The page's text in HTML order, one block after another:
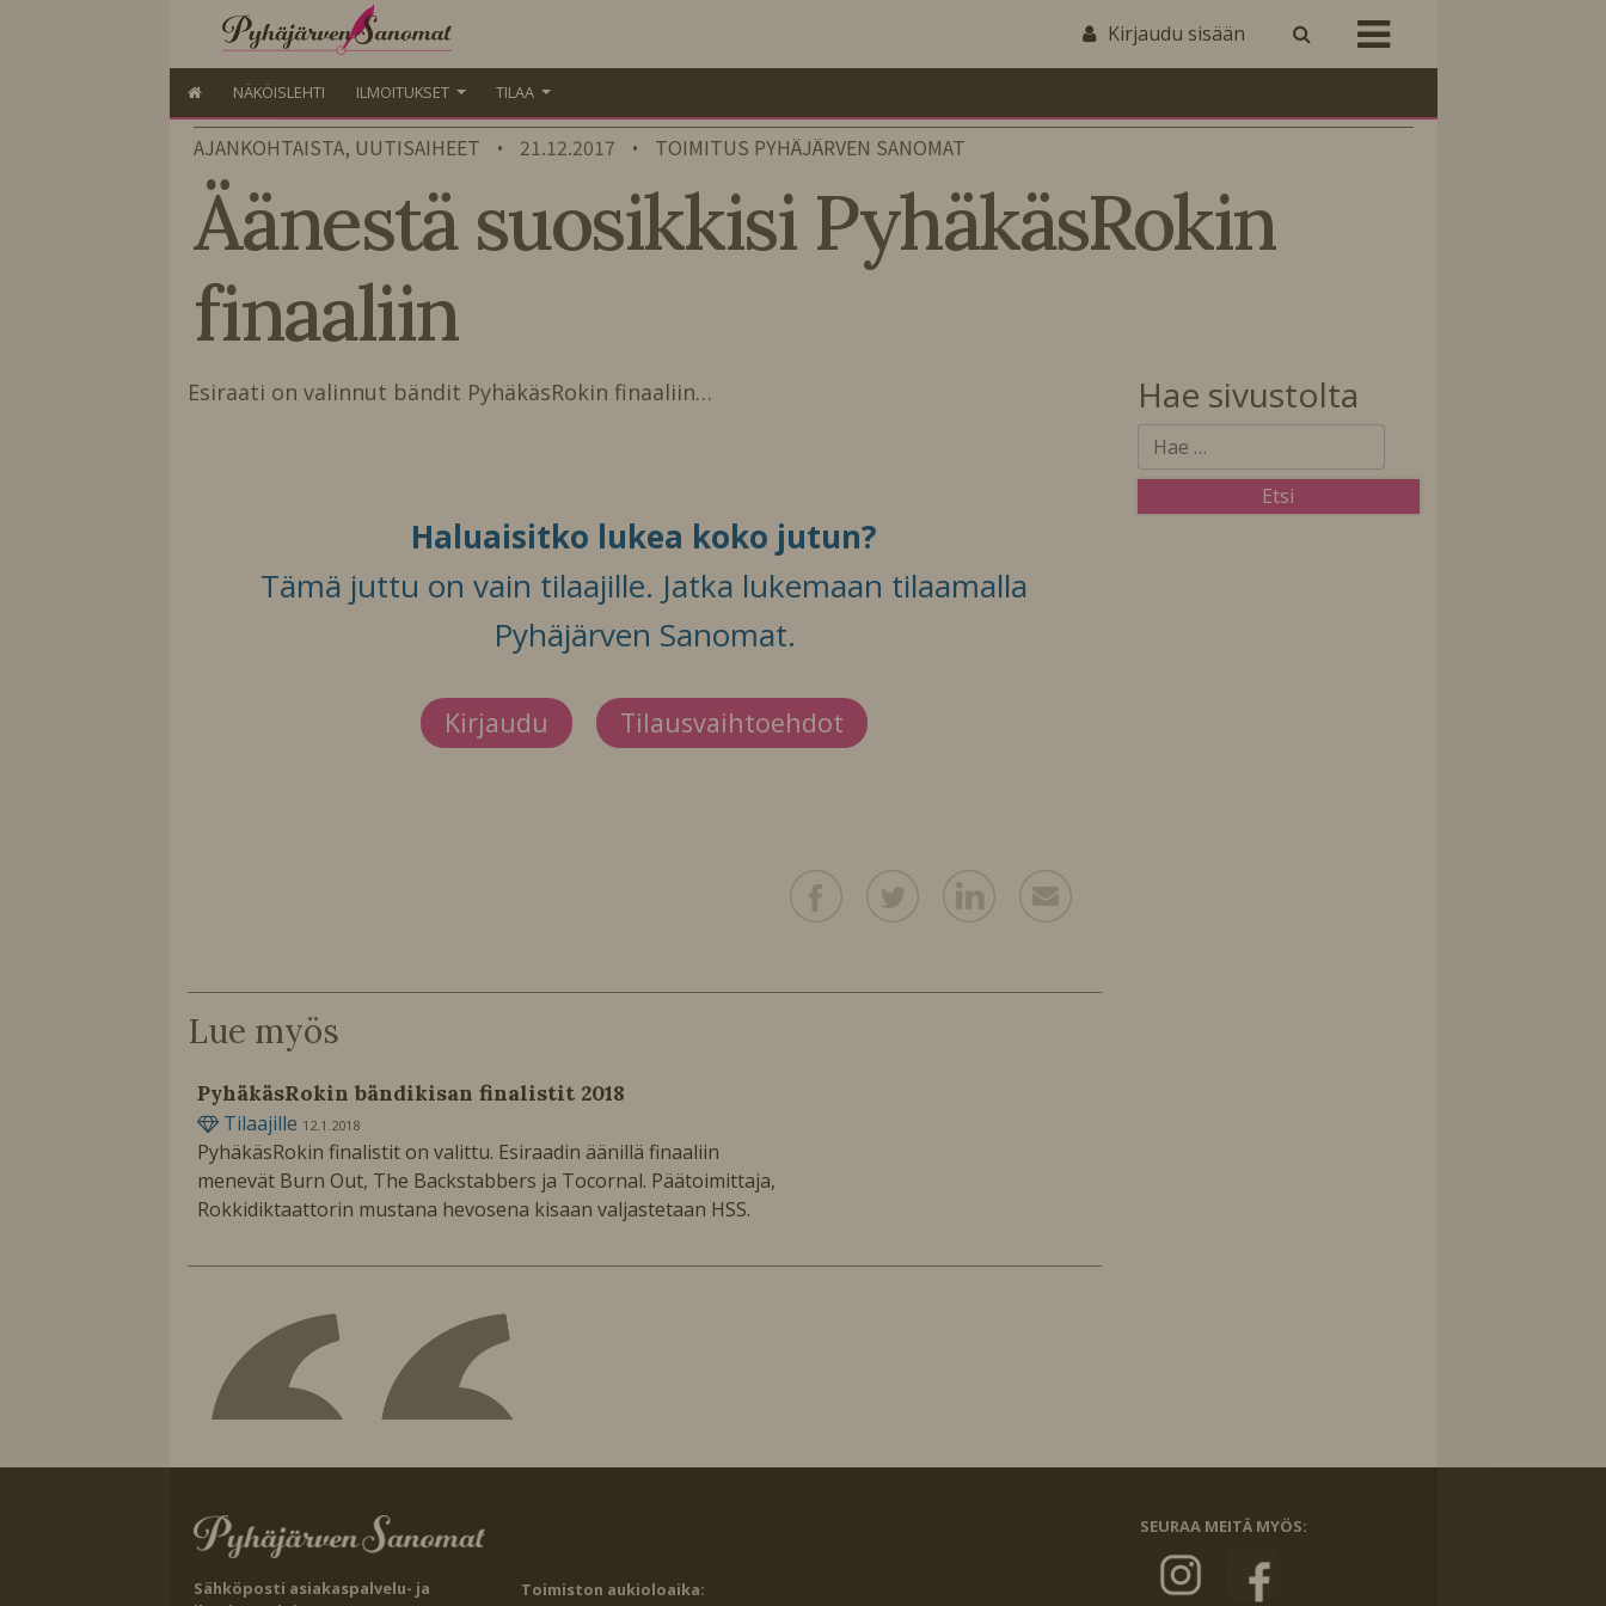
Kirjaudu sisään
NÄKÖISLEHTI ILMOITUKSET TILAA
AJANKOHTAISTA, UUTISAIHEET • 21.12.2017 • TOIMITUS PYHÄJÄRVEN SANOMAT
Äänestä suosikkisi PyhäkäsRokin
finaaliin
Esiraati on valinnut bändit PyhäkäsRokin finaaliin…
Haluaisitko lukea koko jutun?
Tämä juttu on vain tilaajille. Jatka lukemaan tilaamalla
Pyhäjärven Sanomat.
Kirjaudu Tilausvaihtoehdot
Lue myös
PyhäkäsRokin bändikisan finalistit 2018
Tilaajille 12.1.2018
PyhäkäsRokin finalistit on valittu. Esiraadin äänillä finaaliin
menevät Burn Out, The Backstabbers ja Tocornal. Päätoimittaja,
Rokkidiktaattorin mustana hevosena kisaan valjastetaan HSS.
Hae sivustolta
Sähköposti asiakaspalvelu- ja
Toimiston aukioloaika:
SEURAA MEITÄ MYÖS: